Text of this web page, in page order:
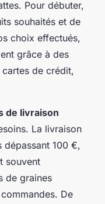
Pour débuter,
souhaités et de
choix effectués,
grâce à des
de crédit,
de livraison
La livraison
dépassant 100 €,
souvent
de graines
De